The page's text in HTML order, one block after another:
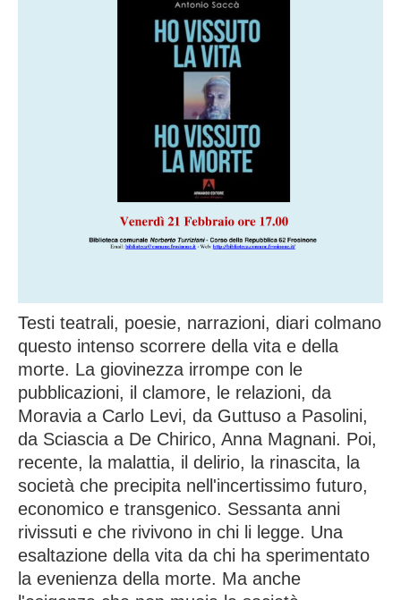
Testi teatrali, poesie, narrazioni, diari colmano
questo intenso scorrere della vita e della
morte. La giovinezza irrompe con le
pubblicazioni, il clamore, le relazioni, da
Moravia a Carlo Levi, da Guttuso a Pasolini,
da Sciascia a De Chirico, Anna Magnani. Poi,
recente, la malattia, il delirio, la rinascita, la
società che precipita nell'incertissimo futuro,
economico e transgenico. Sessanta anni
rivissuti e che rivivono in chi li legge. Una
esaltazione della vita da chi ha sperimentato
la evenienza della morte. Ma anche